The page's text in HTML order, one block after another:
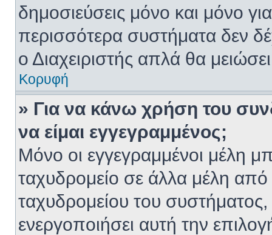
δημοσιεύσεις μόνο και μόνο
περισσότερα συστήματα δεν
ο Διαχειριστής απλά θα
Κορυφή
» Για να κάνω χρήση του
να είμαι εγγεγραμμένος;
Μόνο οι εγγεγραμμένοι μέλη
ταχυδρομείο σε άλλα μέλη
ταχυδρομείου του συστήματος,
ενεργοποιήσει αυτή την